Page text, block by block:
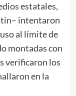
estatales,
intentaron
al límite de
montadas con
verificaron los
en la